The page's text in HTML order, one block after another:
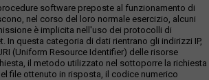
software preposte al funzionamento di
nel corso del loro normale esercizio, alcuni
è implicita nell'uso dei protocolli di
In questa categoria di dati rientrano gli indirizzi IP,
(Uniform Resource Identifier) delle risorse
il metodo utilizzato nel sottoporre la richiesta
file ottenuto in risposta, il codice numerico